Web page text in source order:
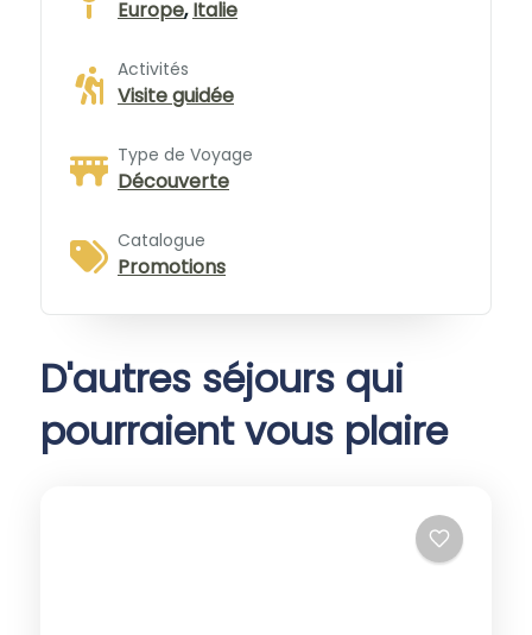
Europe,Italie
Activités
Visite guidée
Type de Voyage
Découverte
Catalogue
Promotions
D'autres séjours qui
pourraient vous plaire